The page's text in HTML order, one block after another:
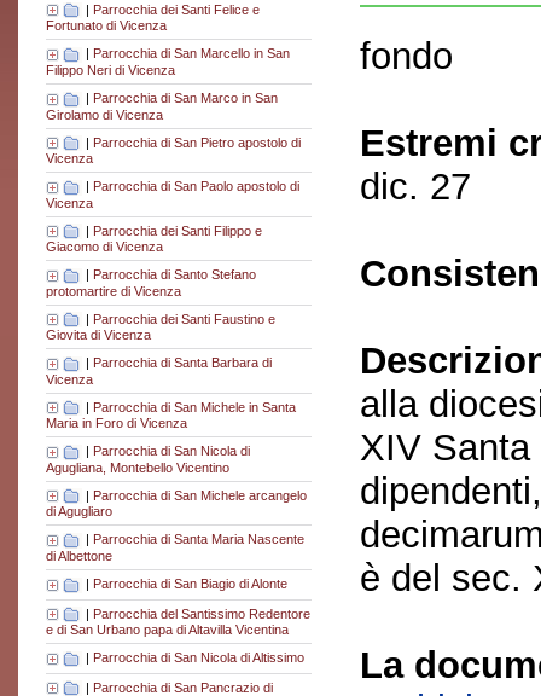
| Parrocchia dei Santi Felice e
Fortunato di Vicenza
Parrocchia di San Marcello in San
Filippo Neri di Vicenza
| Parrocchia di San Marco in San
Girolamo di Vicenza
| Parrocchia di San Pietro apostolo di
Vicenza
| Parrocchia di San Paolo apostolo di
Vicenza
| Parrocchia dei Santi Filippo e
Giacomo di Vicenza
| Parrocchia di Santo Stefano
protomartire di Vicenza
| Parrocchia dei Santi Faustino e
Giovita di Vicenza
Parrocchia di Santa Barbara di
Vicenza
| Parrocchia di San Michele in Santa
Maria in Foro di Vicenza
Parrocchia di San Nicola di
Agugliana, Montebello Vicentino
| Parrocchia di San Michele arcangelo
di Agugliaro
Parrocchia di Santa Maria Nascente
di Albettone
| Parrocchia di San Biagio di Alonte
| Parrocchia del Santissimo Redentore
e di San Urbano papa di Altavilla Vicentina
| Parrocchia di San Nicola di Altissimo
| Parrocchia di San Pancrazio di
fondo
Estremi
dic. 27
alla
XIV
è del sec.
La